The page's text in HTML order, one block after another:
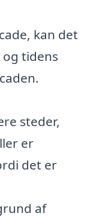
kan det
tidens
steder,
er
det er
af